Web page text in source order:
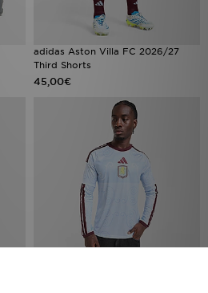
adidas Aston Villa FC 2026/27
Third Shorts
45,00€